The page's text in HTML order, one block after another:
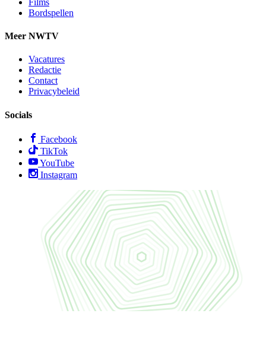
Bordspellen
Meer NWTV
Vacatures
Redactie
Contact
Privacybeleid
Socials
Facebook
TikTok
YouTube
Instagram